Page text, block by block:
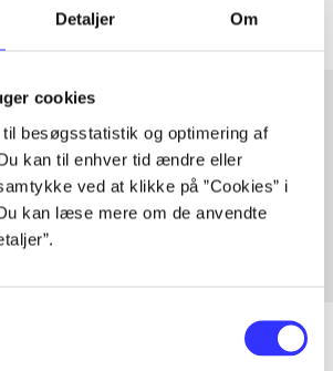
Detaljer Om
cookies
besøgsstatistik og optimering af
kan til enhver tid ændre eller
ved at klikke på ”Cookies” i
kan læse mere om de anvendte
emner